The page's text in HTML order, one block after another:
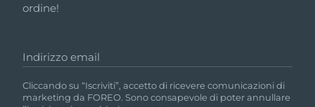
ordine!
Indirizzo email
Cliccando su “Iscriviti”, accetto di ricevere comunicazioni di
marketing da FOREO. Sono consapevole di poter annullare